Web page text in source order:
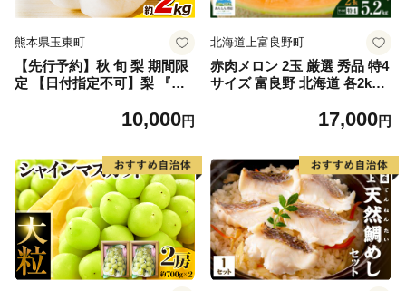
熊本県玉東町
【先行予約】秋 旬 梨 期間限
定 【日付指定不可】梨 『松
ぷり 約2kg 5-7玉前後 《7月
田農園』なし 果物 スイーツ
フルーツ デザート スムージ
ー SDG`s
10,000円
北海道上富良野町
赤肉メロン 2玉 厳選 秀品 特4
サイズ 富良野 北海道 各2kg
富良野 メロン めろん 果物 く
17,000円